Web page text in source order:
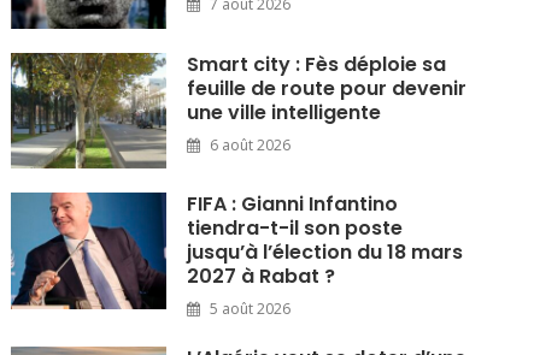
7 août 2026
Smart city : Fès déploie sa
feuille de route pour devenir
une ville intelligente
6 août 2026
FIFA : Gianni Infantino
tiendra-t-il son poste
jusqu’à l’élection du 18 mars
2027 à Rabat ?
5 août 2026